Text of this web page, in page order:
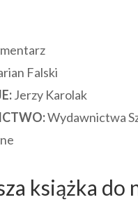
Falski
Jerzy Karolak
Wydawnictwa
książka do